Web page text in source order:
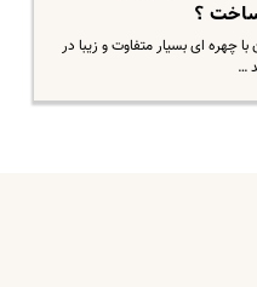
؟
چهره ای بسیار متفاوت و زیبا در
…